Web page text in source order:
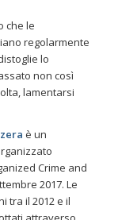
che le
regolarmente
lo
non così
lamentarsi
è un
Crime and
2017. Le
tra il 2012 e il